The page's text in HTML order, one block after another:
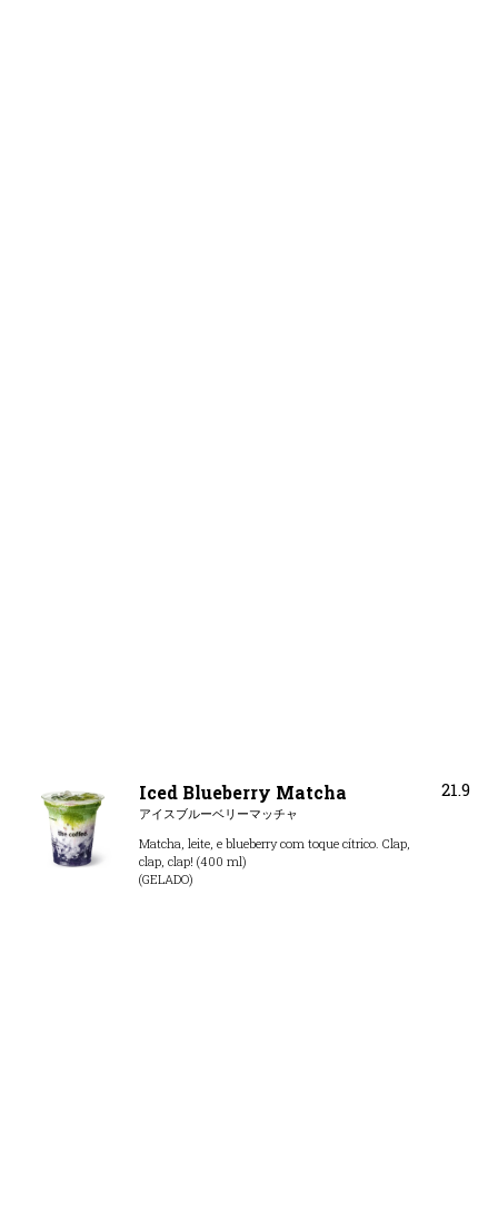
Iced Blueberry Matcha
アイスブルーベリーマッチャ
Matcha, leite, e blueberry com toque cítrico. Clap,
clap, clap! (400 ml)
(GELADO)
21.9